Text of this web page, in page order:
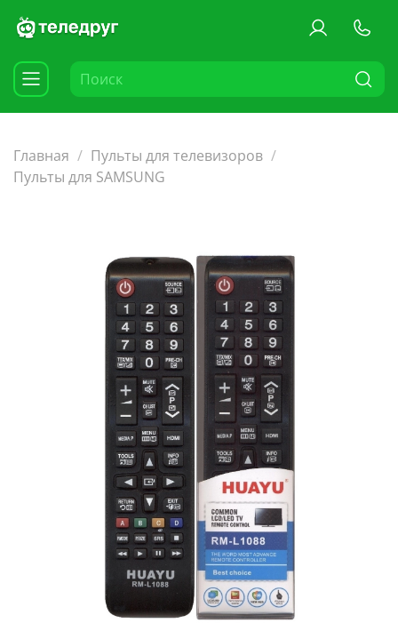
Главная
Пульты для телевизоров
Пульты для SAMSUNG